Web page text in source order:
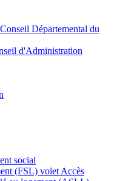
Départemental du
d'Administration
social
(FSL) volet Accès